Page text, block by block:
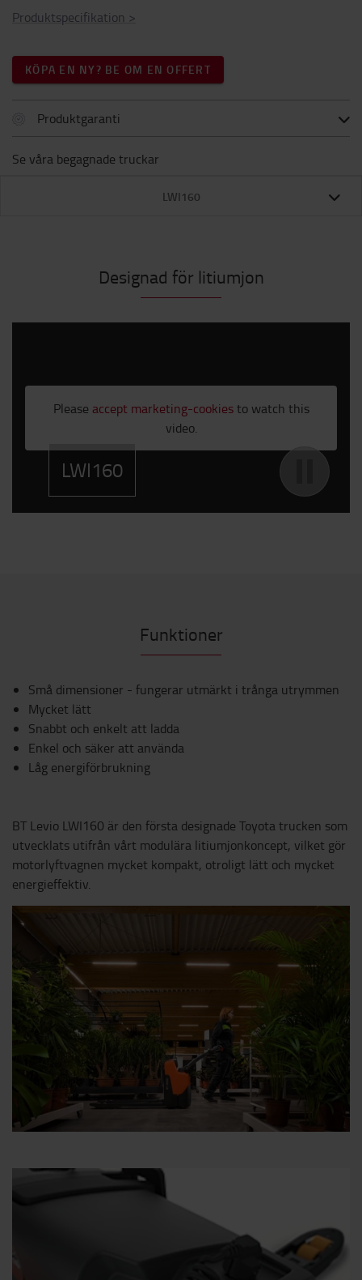
Produktspecifikation >
KÖPA EN NY? BE OM EN OFFERT
Produktgaranti
Se våra begagnade truckar
LWI160
Designad för litiumjon
Please accept marketing-cookiesto watch this
video.
LWI160
Funktioner
Små dimensioner - fungerar utmärkt i trånga utrymmen
Mycket lätt
Snabbt och enkelt att ladda
Enkel och säker att använda
Låg energiförbrukning
BT Levio LWI160 är den första designade Toyota trucken som
utvecklats utifrån vårt modulära litiumjonkoncept, vilket gör
motorlyftvagnen mycket kompakt, otroligt lätt och mycket
energieffektiv.